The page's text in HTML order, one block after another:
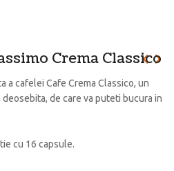
Crema Classico
a cafelei Cafe Crema Classico, un
de care va puteti bucura in
cu 16 capsule.